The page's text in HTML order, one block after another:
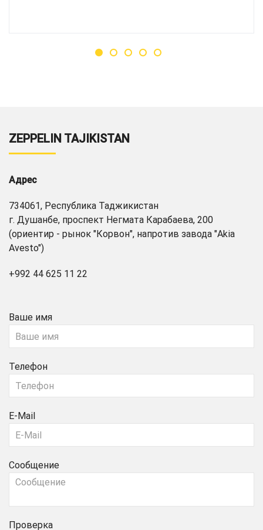
ZEPPELIN TAJIKISTAN
Адрес
734061, Республика Таджикистан
г. Душанбе, проспект Негмата Карабаева, 200
(ориентир - рынок "Корвон", напротив завода "Akia
Avesto")
+992 44 625 11 22
Ваше имя
Телефон
E-Mail
Сообщение
Проверка